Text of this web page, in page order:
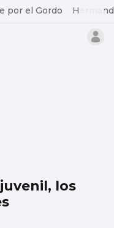
por el Gordo
los